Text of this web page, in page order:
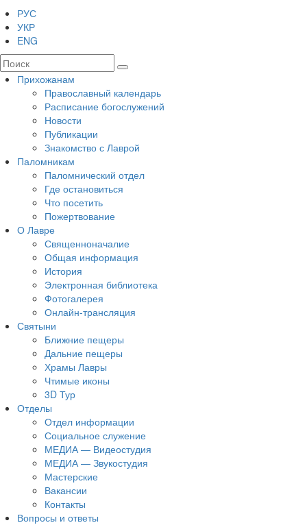
РУС
УКР
ENG
Прихожанам
Православный календарь
Расписание богослужений
Новости
Публикации
Знакомство с Лаврой
Паломникам
Паломнический отдел
Где остановиться
Что посетить
Пожертвование
О Лавре
Священноначалие
Общая информация
История
Электронная библиотека
Фотогалерея
Онлайн-трансляция
Святыни
Ближние пещеры
Дальние пещеры
Храмы Лавры
Чтимые иконы
3D Тур
Отделы
Отдел информации
Социальное служение
МЕДИА — Видеостудия
МЕДИА — Звукостудия
Мастерские
Вакансии
Контакты
Вопросы и ответы